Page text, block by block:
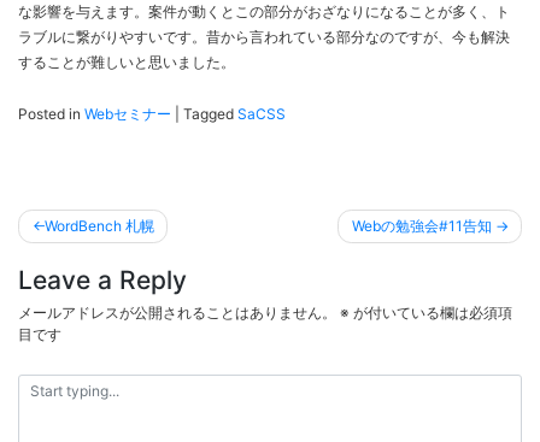
な影響を与えます。案件が動くとこの部分がおざなりになることが多く、ト
ラブルに繋がりやすいです。昔から言われている部分なのですが、今も解決
することが難しいと思いました。
Posted in Webセミナー Tagged SaCSS
投
稿
ナ
ビ
ゲ
ー
シ
WordBench 札幌 Webの勉強会#11告知
Leave a Reply
メールアドレスが公開されることはありません。 ※ が付いている欄は必須項
目です